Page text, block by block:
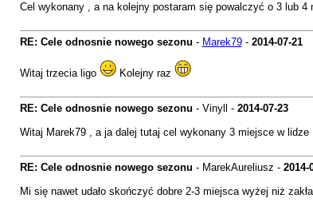
Cel wykonany , a na kolejny postaram się powalczyć o 3 lub 4
RE: Cele odnosnie nowego sezonu - Marek79- 2014-07-21
Witaj trzecia ligo Kolejny raz
RE: Cele odnosnie nowego sezonu - Vinyll - 2014-07-23
Witaj Marek79 , a ja dalej tutaj cel wykonany 3 miejsce w lidze
RE: Cele odnosnie nowego sezonu - MarekAureliusz - 2014-
Mi się nawet udało skończyć dobre 2-3 miejsca wyżej niż